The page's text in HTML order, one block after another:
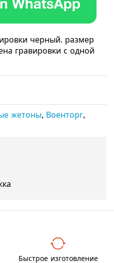
черный. размер
гравировки с одной
жетоны, Военторг,
Быстрое изготовление